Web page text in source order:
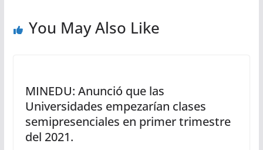
You May Also Like
MINEDU: Anunció que las
Universidades empezarían clases
semipresenciales en primer trimestre
del 2021.